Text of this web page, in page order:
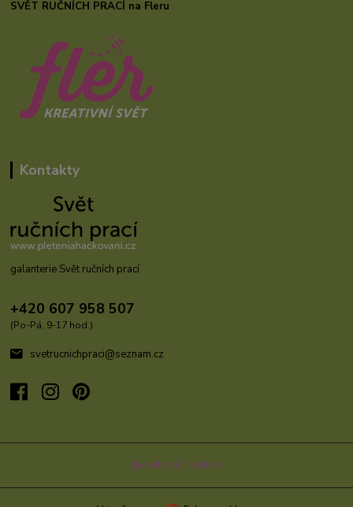
SVĚT RUČNÍCH PRACÍ na Fleru
Kontakty
galanterie Svět ručních prací
+420 607 958 507
(Po-Pá, 9-17 hod.)
svetrucnichpraci@seznam.cz
Upravit sběr cookies.